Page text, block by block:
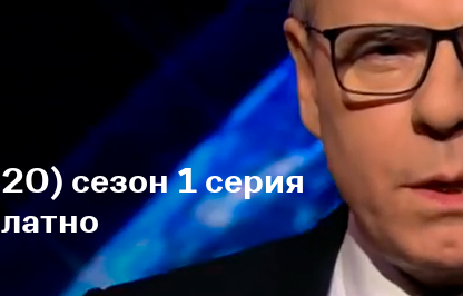
сезон 1 серия